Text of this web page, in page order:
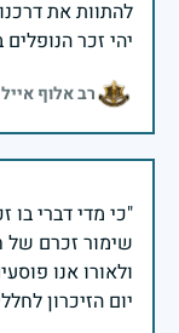
יהי זכר הנופלים
רב אלוף
שימור זכרם של
יום הזיכרון